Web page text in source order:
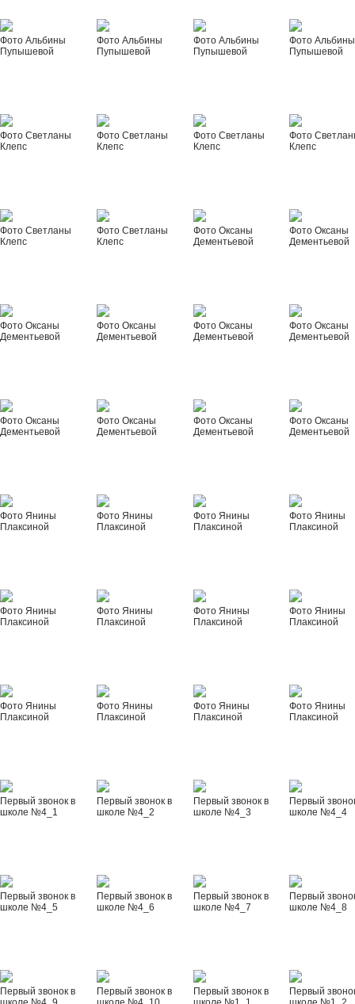
Фото Альбины
Пупышевой
Фото Альбины
Пупышевой
Фото Альбины
Пупышевой
Фото Альбины
Пупышевой
Фото Светланы
Клепс
Фото Светланы
Клепс
Фото Светланы
Клепс
Фото
Клепс
Фото Светланы
Клепс
Фото Светланы
Клепс
Фото Оксаны
Дементьевой
Фото Оксаны
Дементьевой
Фото Оксаны
Дементьевой
Фото Оксаны
Дементьевой
Фото Оксаны
Дементьевой
Фото Оксаны
Дементьевой
Фото Оксаны
Дементьевой
Фото Оксаны
Дементьевой
Фото Оксаны
Дементьевой
Фото Оксаны
Дементьевой
Фото Янины
Плаксиной
Фото Янины
Плаксиной
Фото Янины
Плаксиной
Фото Янины
Плаксиной
Фото Янины
Плаксиной
Фото Янины
Плаксиной
Фото Янины
Плаксиной
Фото Янины
Плаксиной
Фото Янины
Плаксиной
Фото Янины
Плаксиной
Фото Янины
Плаксиной
Фото Янины
Плаксиной
Первый звонок в
школе №4_1
Первый звонок в
школе №4_2
Первый звонок в
школе №4_3
Первый
школе №4_4
Первый звонок в
школе №4_5
Первый звонок в
школе №4_6
Первый звонок в
школе №4_7
Первый
школе №4_8
Первый звонок в
Первый звонок в
Первый звонок в
Первый